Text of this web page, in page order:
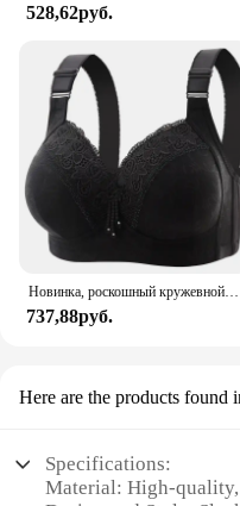
528,62руб.
Новинка, роскошный кружевной женский бюстгальтер большого размера без стальных колец, дышащее удобное регулируемое женское нижнее белье с эффектом пуш-ап
737,88руб.
Here are the products found
Specifications:
Material: High-